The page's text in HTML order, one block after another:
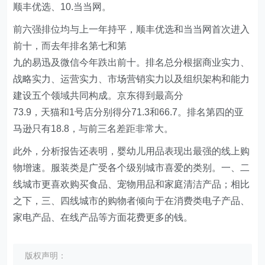
顺丰优选、10.当当网。
前六强排位均与上一年持平，顺丰优选和当当网首次进入
前十，而去年排名第七和第
九的易迅及微信今年跌出前十。排名总分根据商业实力、
战略实力、运营实力、市场营销实力以及组织架构和能力
建设五个领域共同构成。京东得到最高分
73.9，天猫和1号店分别得分71.3和66.7。排名第四的亚
马逊只有18.8，与前三名差距非常大。
此外，分析报告还表明，婴幼儿用品表现出最强的线上购
物增速。服装类是广受各个级别城市喜爱的类别。一、二
线城市更喜欢购买食品、宠物用品和家庭清洁产品；相比
之下，三、四线城市的购物者倾向于在消费类电子产品、
家电产品、在线产品等方面花费更多的钱。
版权声明：